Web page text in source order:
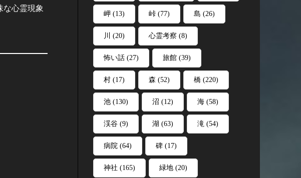
な心霊現象
岬 (13) 峠 (77) 島 (26)
川 (20) 心霊考察 (8)
怖い話 (27) 旅館 (39)
村 (17) 森 (52) 橋 (220)
池 (130) 沼 (12) 海 (58)
渓谷 (9) 湖 (63) 滝 (54)
病院 (64) 碑 (17)
神社 (165) 緑地 (20)